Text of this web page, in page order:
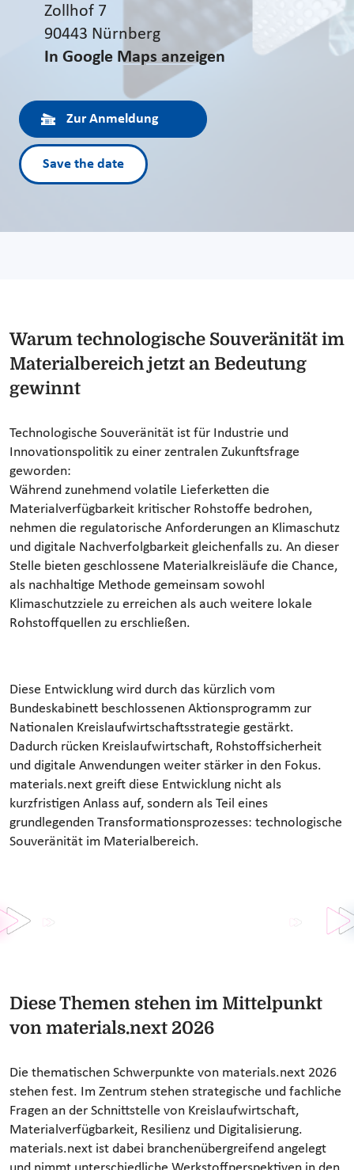
Zollhof 7
90443 Nürnberg
In Google Maps anzeigen
Zur Anmeldung
Save the date
Warum technologische Souveränität im
Materialbereich jetzt an Bedeutung
gewinnt
Technologische Souveränität ist für Industrie und
Innovationspolitik zu einer zentralen Zukunftsfrage
geworden:
Während zunehmend volatile Lieferketten die
Materialverfügbarkeit kritischer Rohstoffe bedrohen,
nehmen die regulatorische Anforderungen an Klimaschutz
und digitale Nachverfolgbarkeit gleichenfalls zu. An dieser
Stelle bieten geschlossene Materialkreisläufe die Chance,
als nachhaltige Methode gemeinsam sowohl
Klimaschutzziele zu erreichen als auch weitere lokale
Rohstoffquellen zu erschließen.
Diese Entwicklung wird durch das kürzlich vom
Bundeskabinett beschlossenen Aktionsprogramm zur
Nationalen Kreislaufwirtschaftsstrategie gestärkt.
Dadurch rücken Kreislaufwirtschaft, Rohstoffsicherheit
und digitale Anwendungen weiter stärker in den Fokus.
materials.next greift diese Entwicklung nicht als
kurzfristigen Anlass auf, sondern als Teil eines
grundlegenden Transformationsprozesses: technologische
Souveränität im Materialbereich.
Diese Themen stehen im Mittelpunkt
von materials.next 2026
Die thematischen Schwerpunkte von materials.next 2026
stehen fest. Im Zentrum stehen strategische und fachliche
Fragen an der Schnittstelle von Kreislaufwirtschaft,
Materialverfügbarkeit, Resilienz und Digitalisierung.
materials.next ist dabei branchenübergreifend angelegt